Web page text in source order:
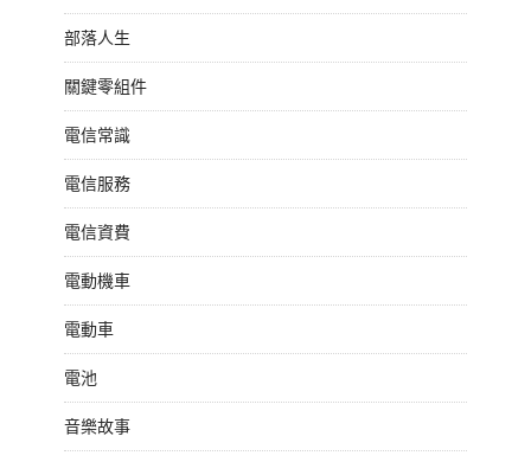
部落人生
關鍵零組件
電信常識
電信服務
電信資費
電動機車
電動車
電池
音樂故事